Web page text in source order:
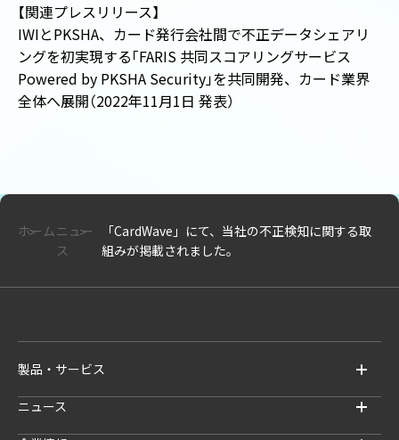
【関連プレスリリース】
IWIとPKSHA、カード発行会社間で不正データシェアリ
ングを初実現する「FARIS 共同スコアリングサービス
Powered by PKSHA Security」を共同開発、カード業界
全体へ展開（2022年11月1日 発表）
ホームニュー
ス
「CardWave」にて、当社の不正検知に関する取
組みが掲載されました。
製品・サービス
ニュース